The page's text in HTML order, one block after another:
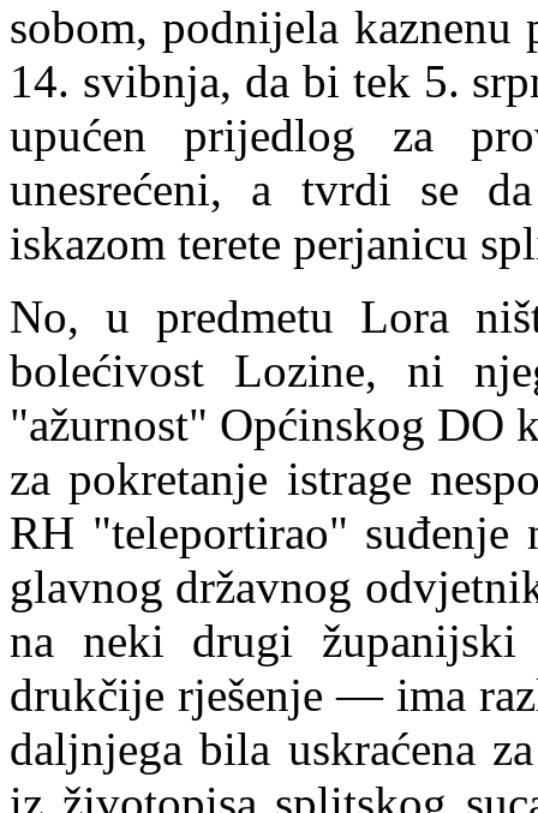
sobom, podnijela
14. svibnja, da bi tek 5.
upućen prijedlog za pro
unesrećeni, a tvrdi se
iskazom terete perjanicu
No, u predmetu Lora
bolećivost Lozine, ni
"ažurnost" Općinskog DO
za pokretanje istrage
RH "teleportirao"
glavnog državnog
na neki drugi županijski
drukčije rješenje — ima
daljnjega bila uskraćena